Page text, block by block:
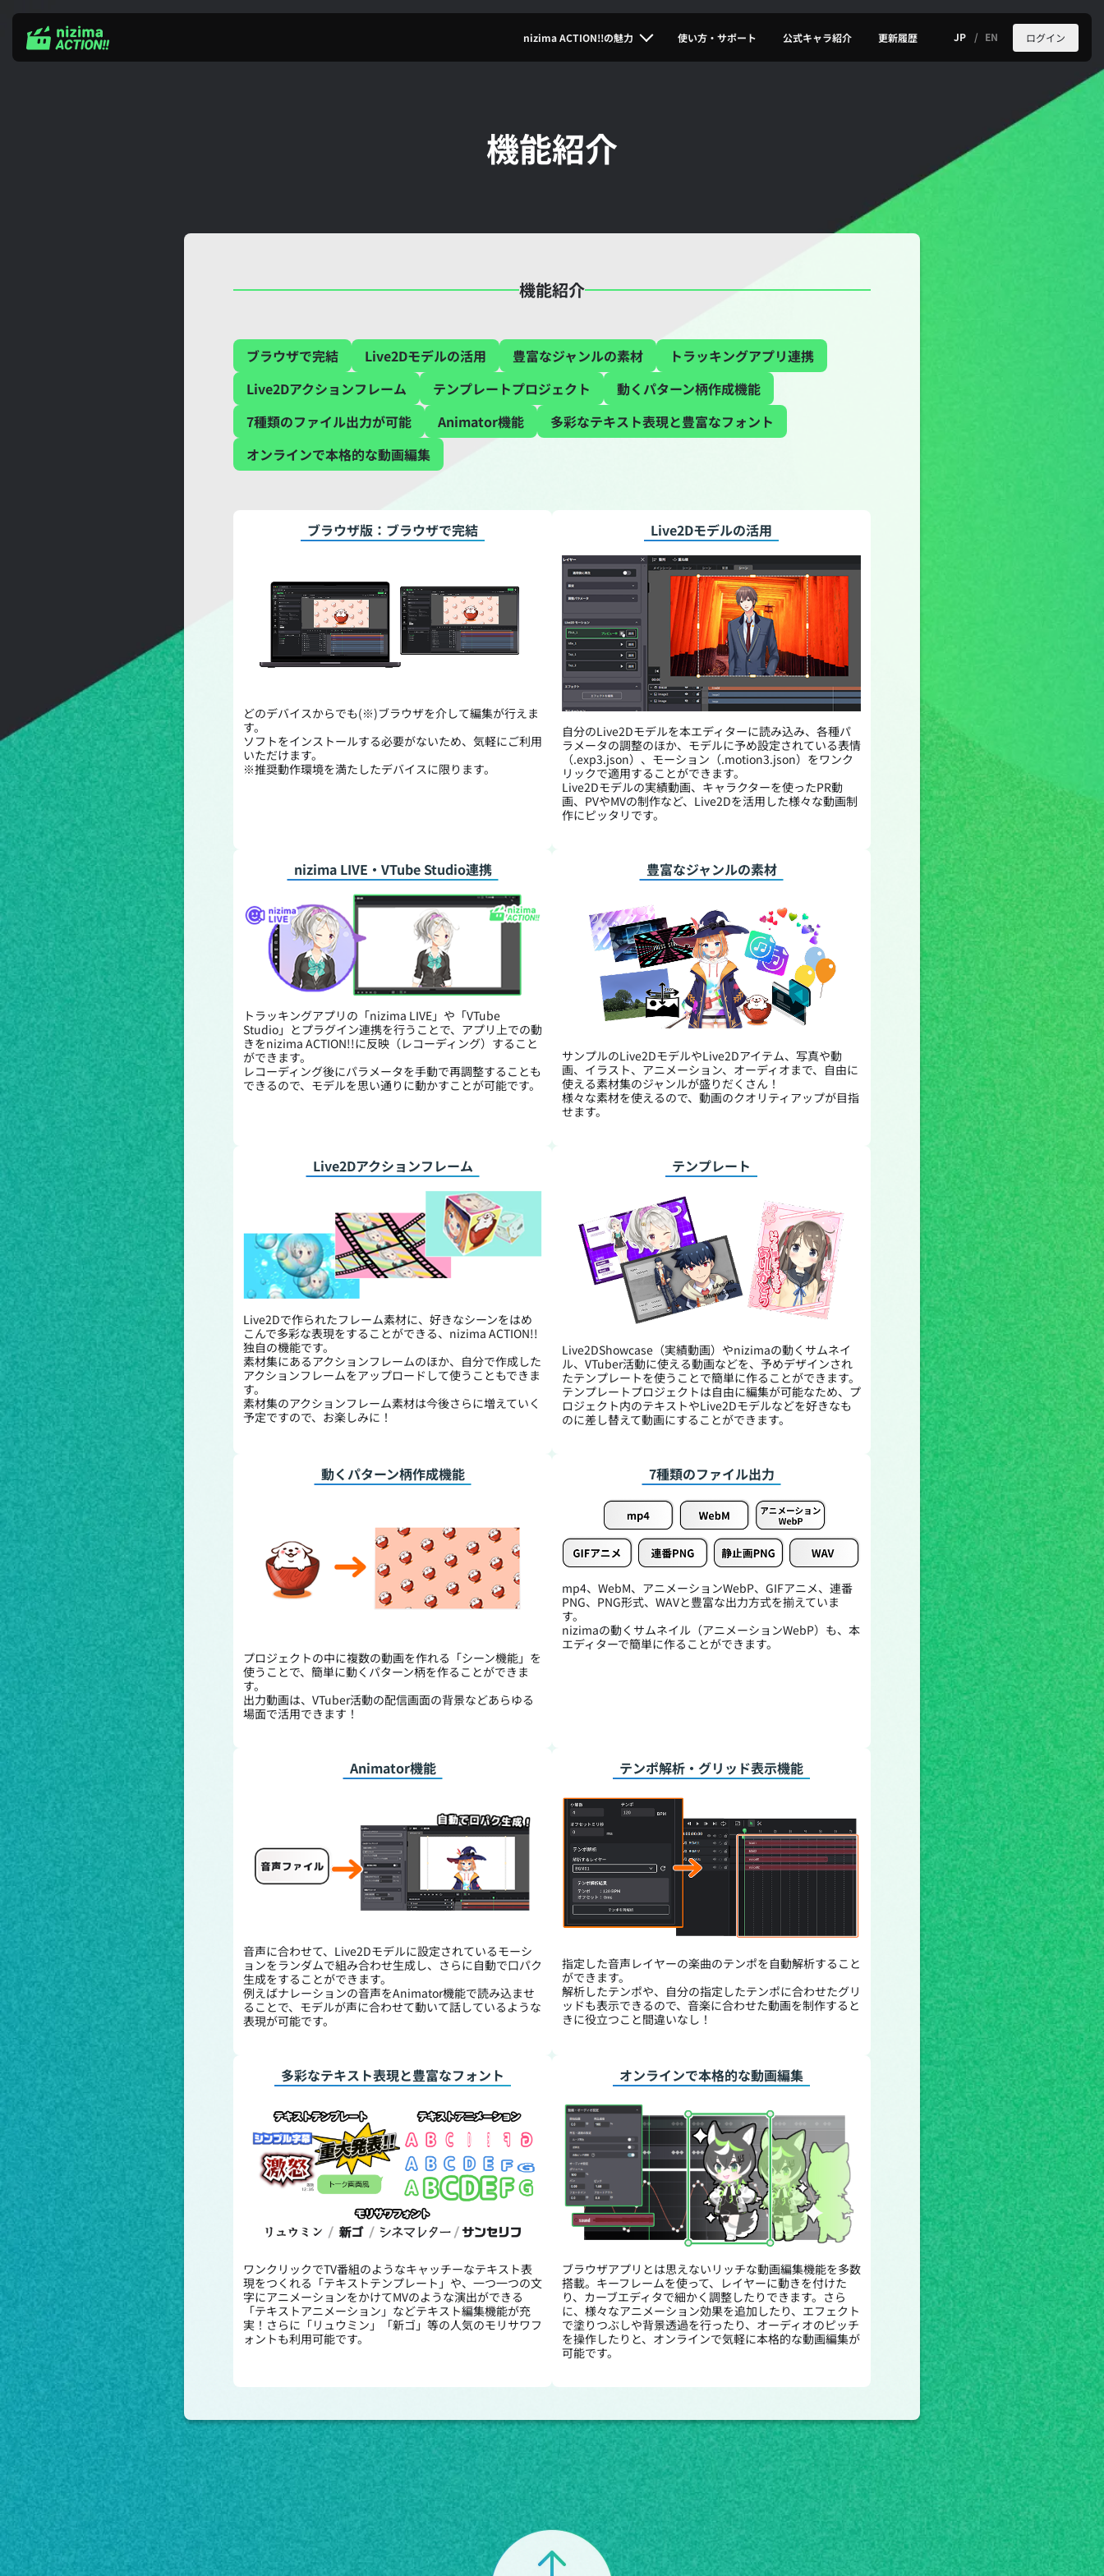
Skip
content
nizima ACTION!!の魅力 使い方・サポート 公式キャラ紹介 更新履歴 JP EN ログイン
機能紹介
機能紹介
ブラウザで完結 Live2Dモデルの活用 豊富なジャンルの素材
トラッキングアプリ連携
Live2Dアクションフレーム
テンプレートプロジェクト
動くパターン柄作成機能
7種類のファイル出力が可能
Animator機能
多彩なテキスト表現と豊富なフォント
オンラインで本格的な動画編集
ブラウザ版：ブラウザで完結
どのデバイスからでも(※)ブラウザを介して編集が行えま
す。
ソフトをインストールする必要がないため、気軽にご利用
いただけます。
※推奨動作環境を満たしたデバイスに限ります。
Live2Dモデルの活用
自分のLive2Dモデルを本エディターに読み込み、各種パ
ラメータの調整のほか、モデルに予め設定されている表情
（.exp3.json）、モーション（.motion3.json）をワンク
リックで適用することができます。
Live2Dモデルの実績動画、キャラクターを使ったPR動
画、PVやMVの制作など、Live2Dを活用した様々な動画制
作にピッタリです。
nizima LIVE・VTube Studio連携
トラッキングアプリの「nizima LIVE」や「VTube
Studio」とプラグイン連携を行うことで、アプリ上での動
きをnizima ACTION!!に反映（レコーディング）すること
ができます。
レコーディング後にパラメータを手動で再調整することも
できるので、モデルを思い通りに動かすことが可能です。
豊富なジャンルの素材
サンプルのLive2DモデルやLive2Dアイテム、写真や動
画、イラスト、アニメーション、オーディオまで、自由に
使える素材集のジャンルが盛りだくさん！
様々な素材を使えるので、動画のクオリティアップが目指
せます。
Live2Dアクションフレーム
Live2Dで作られたフレーム素材に、好きなシーンをはめ
こんで多彩な表現をすることができる、nizima ACTION!!
独自の機能です。
素材集にあるアクションフレームのほか、自分で作成した
アクションフレームをアップロードして使うこともできま
す。
素材集のアクションフレーム素材は今後さらに増えていく
予定ですので、お楽しみに！
テンプレート
Live2DShowcase（実績動画）やnizimaの動くサムネイ
ル、VTuber活動に使える動画などを、予めデザインされ
たテンプレートを使うことで簡単に作ることができます。
テンプレートプロジェクトは自由に編集が可能なため、プ
ロジェクト内のテキストやLive2Dモデルなどを好きなも
のに差し替えて動画にすることができます。
動くパターン柄作成機能
プロジェクトの中に複数の動画を作れる「シーン機能」を
使うことで、簡単に動くパターン柄を作ることができま
す。
出力動画は、VTuber活動の配信画面の背景などあらゆる
場面で活用できます！
7種類のファイル出力
mp4、WebM、アニメーションWebP、GIFアニメ、連番
PNG、PNG形式、WAVと豊富な出力方式を揃えていま
す。
nizimaの動くサムネイル（アニメーションWebP）も、本
エディターで簡単に作ることができます。
Animator機能
音声に合わせて、Live2Dモデルに設定されているモーシ
ョンをランダムで組み合わせ生成し、さらに自動で口パク
生成をすることができます。
例えばナレーションの音声をAnimator機能で読み込ませ
ることで、モデルが声に合わせて動いて話しているような
表現が可能です。
テンポ解析・グリッド表示機能
指定した音声レイヤーの楽曲のテンポを自動解析すること
ができます。
解析したテンポや、自分の指定したテンポに合わせたグリ
ッドも表示できるので、音楽に合わせた動画を制作すると
きに役立つこと間違いなし！
多彩なテキスト表現と豊富なフォント
ワンクリックでTV番組のようなキャッチーなテキスト表
現をつくれる「テキストテンプレート」や、一つ一つの文
字にアニメーションをかけてMVのような演出ができる
「テキストアニメーション」などテキスト編集機能が充
実！さらに「リュウミン」「新ゴ」等の人気のモリサワフ
ォントも利用可能です。
オンラインで本格的な動画編集
ブラウザアプリとは思えないリッチな動画編集機能を多数
搭載。キーフレームを使って、レイヤーに動きを付けた
り、カーブエディタで細かく調整したりできます。さら
に、様々なアニメーション効果を追加したり、エフェクト
で塗りつぶしや背景透過を行ったり、オーディオのピッチ
を操作したりと、オンラインで気軽に本格的な動画編集が
可能です。